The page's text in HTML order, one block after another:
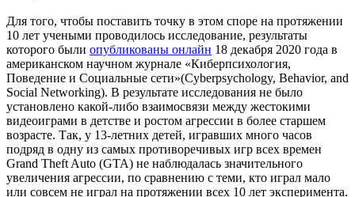
Для того, чтобы поставить точку в этом споре на протяжении
10 лет учеными проводилось исследование, результаты
которого были опубликованы онлайн 18 декабря 2020 года в
американском научном журнале «Киберпсихология,
Поведение и Социальные сети»(Cyberpsychology, Behavior, and
Social Networking). В результате исследования не было
установлено какой-либо взаимосвязи между жестокими
видеоиграми в детстве и ростом агрессии в более старшем
возрасте. Так, у 13-летних детей, игравших много часов
подряд в одну из самых противоречивых игр всех времен
Grand Theft Auto (GTA) не наблюдалась значительного
увеличения агрессии, по сравнению с теми, кто играл мало
или совсем не играл на протяжении всех 10 лет эксперимента.